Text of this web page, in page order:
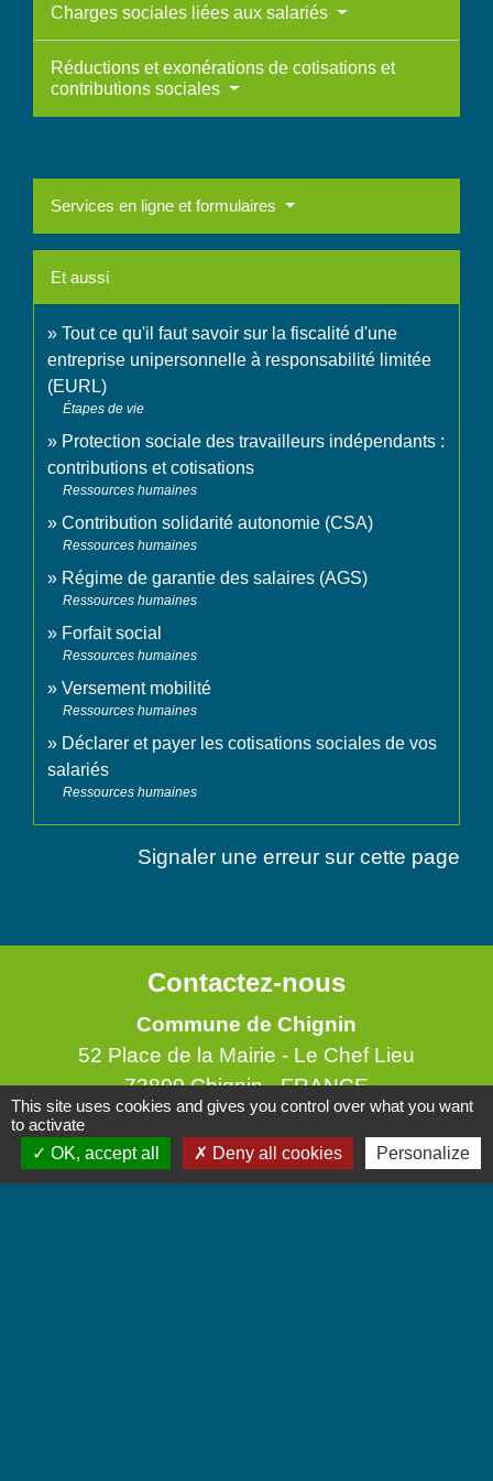
Charges sociales liées aux salariés
Réductions et exonérations de cotisations et
contributions sociales
Services en ligne et formulaires
Et aussi
Tout ce qu'il faut savoir sur la fiscalité d'une
entreprise unipersonnelle à responsabilité limitée
(EURL)
Étapes de vie
Protection sociale des travailleurs indépendants :
contributions et cotisations
Ressources humaines
Contribution solidarité autonomie (CSA)
Ressources humaines
Régime de garantie des salaires (AGS)
Ressources humaines
Forfait social
Ressources humaines
Versement mobilité
Ressources humaines
Déclarer et payer les cotisations sociales de vos
salariés
Ressources humaines
Signaler une erreur sur cette page
Contactez-nous
Commune de Chignin
52 Place de la Mairie - Le Chef Lieu
73800 Chignin - FRANCE
+33 4 79 28 10 12
Contact par formulaire
This site uses cookies and gives you control over what you want
to activate
OK, accept all
Deny all cookies Personalize